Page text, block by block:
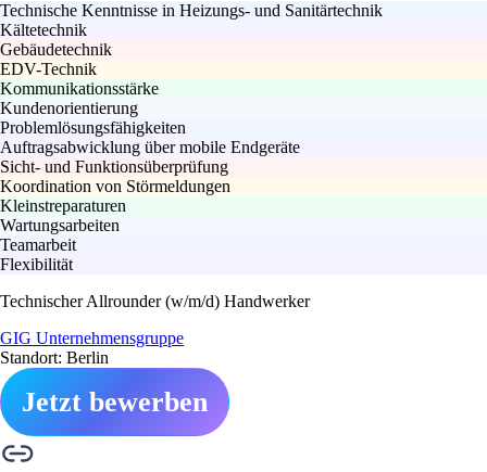
Technische Kenntnisse in Heizungs- und Sanitärtechnik
Kältetechnik
Gebäudetechnik
EDV-Technik
Kommunikationsstärke
Kundenorientierung
Problemlösungsfähigkeiten
Auftragsabwicklung über mobile Endgeräte
Sicht- und Funktionsüberprüfung
Koordination von Störmeldungen
Kleinstreparaturen
Wartungsarbeiten
Teamarbeit
Flexibilität
Technischer Allrounder (w/m/d) Handwerker
GIG Unternehmensgruppe
Standort: Berlin
Jetzt bewerben